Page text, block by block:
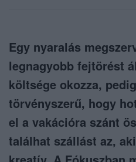
Egy nyaralás
legnagyobb fejtörést
költsége okozza,
törvényszerű, hogy
el a vakációra szánt
találhat szállást az,